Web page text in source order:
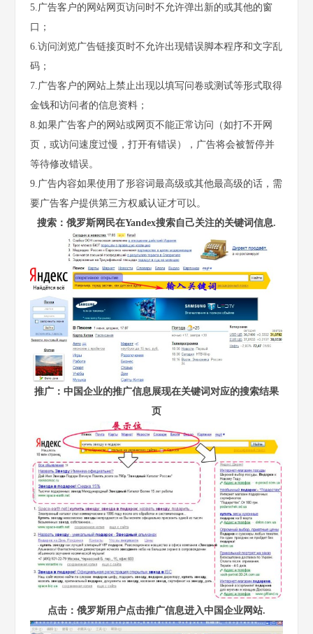
5.广告客户的网站网页访问时不允许弹出新的或其他的窗
口；
6.访问浏览广告链接页时不允许出现错误脚本程序和文字乱
码；
7.广告客户的网站上禁止出现以填写问卷或测试等形式取得
金钱和访问者的信息资料；
8.如果广告客户的网站或网页不能正常访问（如打不开网
页，或访问速度过慢，打开有错误），广告将会被暂停并
等待修改错误。
9.广告内容如果使用了形容词最高级或其他最高级的话，需
要广告客户提供第三方权威认证才可以。
搜索：俄罗斯网民在Yandex搜索自己关注的关键词信息.
推广：中国企业的推广信息展现在关键词对应的搜索结果
页
点击：俄罗斯用户点击推广信息进入中国企业网站.